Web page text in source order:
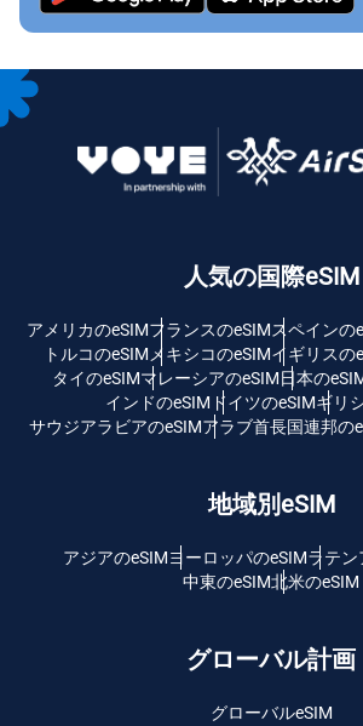
人気の国際eSIM
アメリカのeSIMフランスのeSIMスペインの
トルコのeSIM メキシコのeSIMイギリスの
タイのeSIMマレーシアのeSIM日本の
インドのeSIM ドイツのeSIMギリ
サウジアラビアのeSIMアラブ首長国連邦の
地域別eSIM
アジアのeSIMヨーロッパのeSIMラテン
中東のeSIM北米のeSIM
グローバル計画
グローバルeSIM